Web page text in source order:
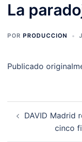
La
POR PRODUCCION
Publicado
de
entradas
DAVID Madrid
cinco